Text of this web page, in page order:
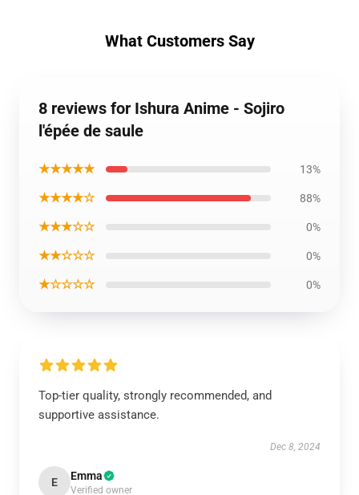
What Customers Say
8 reviews for Ishura Anime - Sojiro
l'épée de saule
★★★★★ 13%
★★★★☆ 88%
★★★☆☆ 0%
★★☆☆☆ 0%
★☆☆☆☆ 0%
Top-tier quality, strongly recommended, and
supportive assistance.
Dec 8, 2024
E Emma
Verified owner